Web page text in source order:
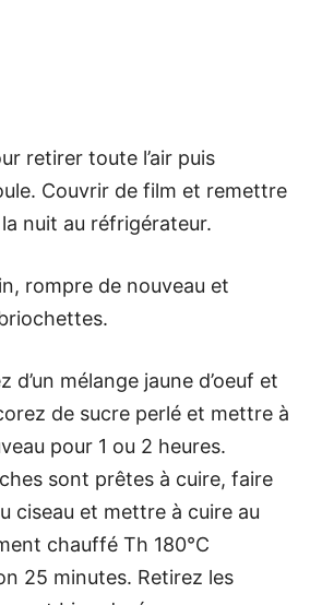
retirer toute l’air puis
Couvrir de film et remettre
nuit au réfrigérateur.
rompre de nouveau et
d’un mélange jaune d’oeuf et
de sucre perlé et mettre à
pour 1 ou 2 heures.
sont prêtes à cuire, faire
ciseau et mettre à cuire au
chauffé Th 180°C
25 minutes. Retirez les